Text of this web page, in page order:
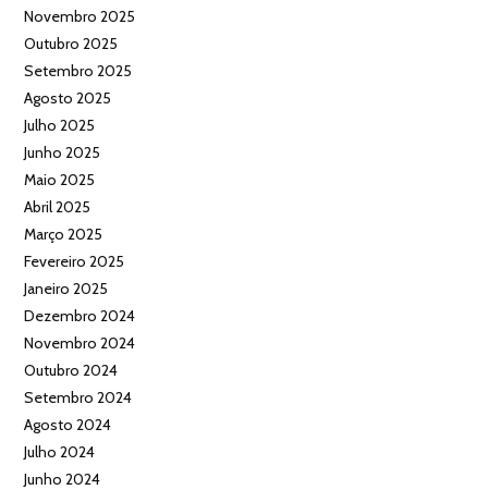
Novembro 2025
Outubro 2025
Setembro 2025
Agosto 2025
Julho 2025
Junho 2025
Maio 2025
Abril 2025
Março 2025
Fevereiro 2025
Janeiro 2025
Dezembro 2024
Novembro 2024
Outubro 2024
Setembro 2024
Agosto 2024
Julho 2024
Junho 2024